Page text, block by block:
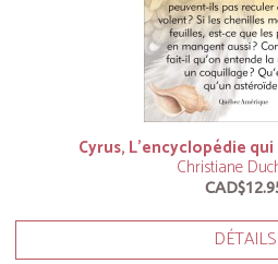
Cyrus, L’encyclopédie
Christiane
DÉTAILS